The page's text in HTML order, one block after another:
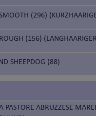
(296)
(156)
SHEEPDOG (88)
PASTORE ABRUZZESE